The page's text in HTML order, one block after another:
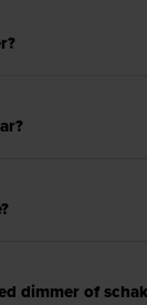
dimmer of